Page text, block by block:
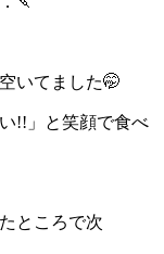
いてました🤭
!!」と笑顔で食べ
ところで次